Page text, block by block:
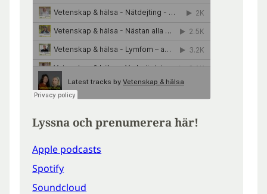
Lyssna och prenumerera här!
Apple podcasts
Spotify
Soundcloud